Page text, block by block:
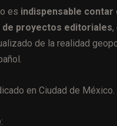
es indispensable
proyectos editoriales,
de la realidad
en Ciudad de México.